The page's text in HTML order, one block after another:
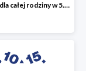
Kosmetyki dla całej rodziny w 5.10.15 do -25%